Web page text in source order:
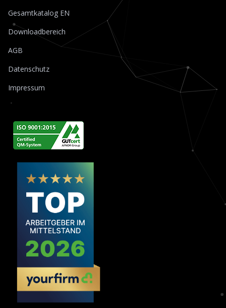
Gesamtkatalog EN
Downloadbereich
AGB
Datenschutz
Impressum